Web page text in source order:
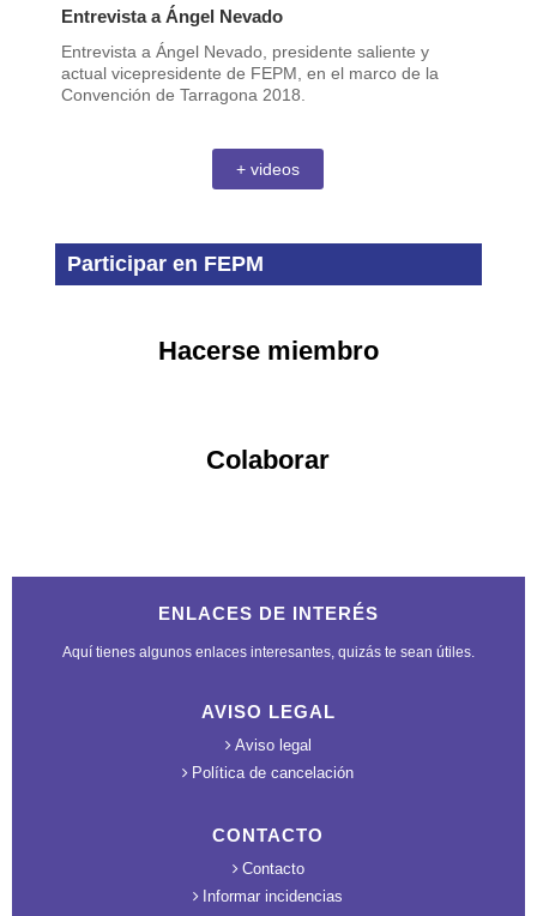
Entrevista a Ángel Nevado
Entrevista a Ángel Nevado, presidente saliente y
actual vicepresidente de FEPM, en el marco de la
Convención de Tarragona 2018.
+ videos
Participar en FEPM
Hacerse miembro
Colaborar
ENLACES DE INTERÉS
Aquí tienes algunos enlaces interesantes, quizás te sean útiles.
AVISO LEGAL
Aviso legal
Política de cancelación
CONTACTO
Contacto
Informar incidencias